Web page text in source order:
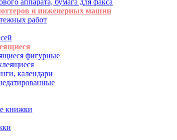
аппарата, бумага для факса
и инженерных машин
работ
фигурные
календари
книжки